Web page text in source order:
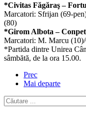
*Civitas Făgăraş –
Marcatori: Sfrijan (69-
(80)
*Girom Albota –
Marcatori: M. Marcu
*Partida dintre Unirea
sâmbătă, de la ora 15.00.
Prec
Mai departe